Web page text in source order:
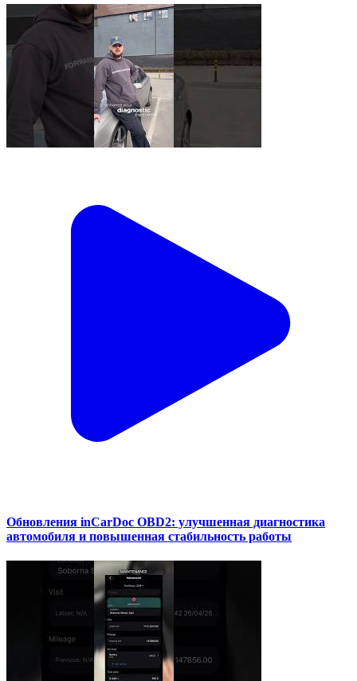
Обновления inCarDoc OBD2: улучшенная диагностика
автомобиля и повышенная стабильность работы